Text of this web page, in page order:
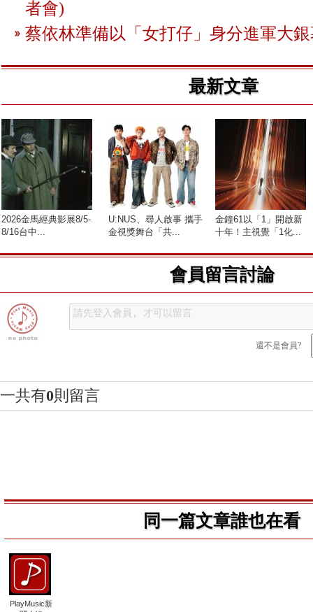
者會)
蔡依林準備以「女打仔」身分進軍大
最新文章
2026金馬經典影展8/5-
8/16台中...
U:NUS、尋人啟事 攜手
金視獎舞台「共...
金鐘61以「1」開啟新
十年！主視覺「1化...
會員留言討論
還不是會員?
一共有0則留言
同一篇文章誰也在看
PlayMusic新